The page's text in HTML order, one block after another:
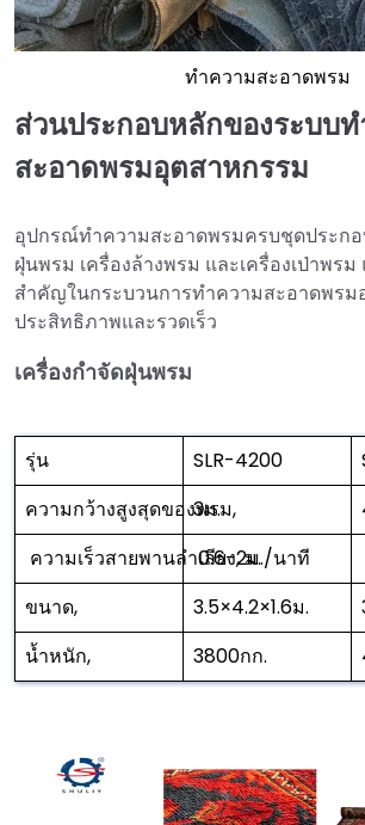
ทำความสะอาดพรม
ส่วนประกอบหลักของระบบ
สะอาดพรมอุตสาหกรรม
อุปกรณ์ทำความสะอาดพรมครบชุดประกอ
ฝุ่นพรม เครื่องล้างพรม และเครื่องเป่าพร
สำคัญในกระบวนการทำความสะอาดพรม
ประสิทธิภาพและรวดเร็ว
เครื่องกำจัดฝุ่นพรม
รุ่น SLR-4200
ความกว้างสูงสุดของพรม,
3ม.
ความเร็วสายพานลำเลียง, ม.
0.6-2ม./นาที
ขนาด,
3.5×4.2×1.6ม.
น้ำหนัก,
3800กก.